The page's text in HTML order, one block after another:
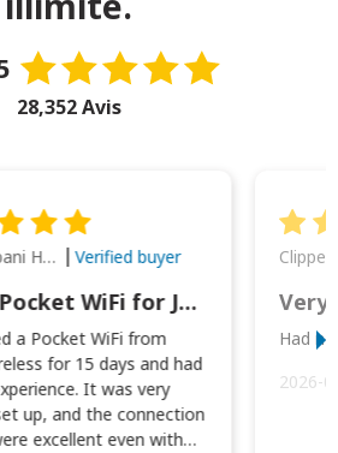
28,352 Avis
Whanaupani Henry Joseph Macown Verified buyer
Great Pocket WiFi for Japan Travel
a Pocket WiFi from
for 15 days and had
It was very
up, and the connection
excellent even with
Very
Had
2026-